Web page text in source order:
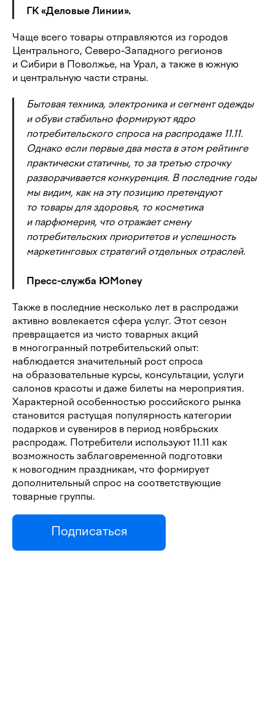
ГК «Деловые Линии».
Чаще всего товары отправляются из городов
Центрального, Северо-Западного регионов
и Сибири в Поволжье, на Урал, а также в южную
и центральную части страны.
Бытовая техника, электроника и сегмент одежды
и обуви стабильно формируют ядро
потребительского спроса на распродаже 11.11.
Однако если первые два места в этом рейтинге
практически статичны, то за третью строчку
разворачивается конкуренция. В последние годы
мы видим, как на эту позицию претендуют
то товары для здоровья, то косметика
и парфюмерия, что отражает смену
потребительских приоритетов и успешность
маркетинговых стратегий отдельных отраслей.
Пресс-служба ЮMoney
Также в последние несколько лет в распродажи
активно вовлекается сфера услуг. Этот сезон
превращается из чисто товарных акций
в многогранный потребительский опыт:
наблюдается значительный рост спроса
на образовательные курсы, консультации, услуги
салонов красоты и даже билеты на мероприятия.
Характерной особенностью российского рынка
становится растущая популярность категории
подарков и сувениров в период ноябрьских
распродаж. Потребители используют 11.11 как
возможность заблаговременной подготовки
к новогодним праздникам, что формирует
дополнительный спрос на соответствующие
товарные группы.
Подписаться